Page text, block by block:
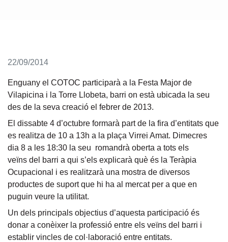
22/09/2014
Enguany el COTOC participarà a la Festa Major de
Vilapicina i la Torre Llobeta, barri on està ubicada la seu
des de la seva creació el febrer de 2013.
El dissabte 4 d’octubre formarà part de la fira d’entitats que
es realitza de 10 a 13h a la plaça Virrei Amat. Dimecres
dia 8 a les 18:30 la seu romandrà oberta a tots els
veïns del barri a qui s’els explicarà què és la Teràpia
Ocupacional i es realitzarà una mostra de diversos
productes de suport que hi ha al mercat per a que en
puguin veure la utilitat.
Un dels principals objectius d’aquesta participació és
donar a conèixer la professió entre els veïns del barri i
establir vincles de col·laboració entre entitats.